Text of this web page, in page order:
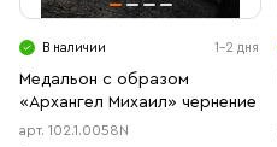
В наличии 1-2 дня
Медальон с образом
«Архангел Михаил» чернение
арт. 102.1.0058N